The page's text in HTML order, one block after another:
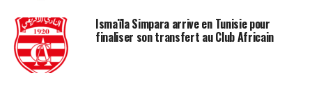
Ismaïla Simpara arrive en Tunisie pour
finaliser son transfert au Club Africain